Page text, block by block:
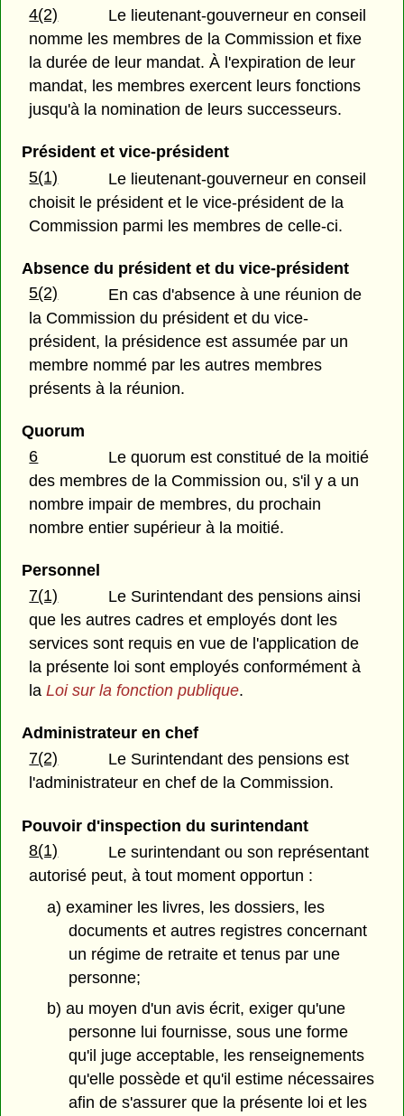
4(2)
Le lieutenant-gouverneur en conseil
nomme les membres de la Commission et fixe
la durée de leur mandat. À l'expiration de leur
mandat, les membres exercent leurs fonctions
jusqu'à la nomination de leurs successeurs.
Président et vice-président
5(1)
Le lieutenant-gouverneur en conseil
choisit le président et le vice-président de la
Commission parmi les membres de celle-ci.
Absence du président et du vice-président
5(2)
En cas d'absence à une réunion de
la Commission du président et du vice-
président, la présidence est assumée par un
membre nommé par les autres membres
présents à la réunion.
Quorum
6
Le quorum est constitué de la moitié
des membres de la Commission ou, s'il y a un
nombre impair de membres, du prochain
nombre entier supérieur à la moitié.
Personnel
7(1)
Le Surintendant des pensions ainsi
que les autres cadres et employés dont les
services sont requis en vue de l'application de
la présente loi sont employés conformément à
laLoi sur la fonction publique.
Administrateur en chef
7(2)
Le Surintendant des pensions est
l'administrateur en chef de la Commission.
Pouvoir d'inspection du surintendant
8(1)
Le surintendant ou son représentant
autorisé peut, à tout moment opportun :
a) examiner les livres, les dossiers, les
documents et autres registres concernant
un régime de retraite et tenus par une
personne;
b) au moyen d'un avis écrit, exiger qu'une
personne lui fournisse, sous une forme
qu'il juge acceptable, les renseignements
qu'elle possède et qu'il estime nécessaires
afin de s'assurer que la présente loi et les